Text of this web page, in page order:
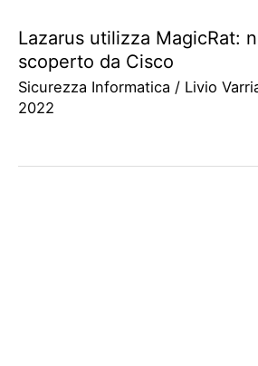
Lazarus utilizza MagicRat:
scoperto da Cisco
Sicurezza Informatica / Livio
2022